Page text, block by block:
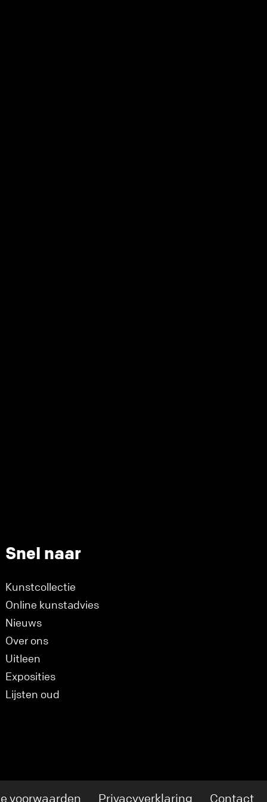
Snel naar
Kunstcollectie
Online kunstadvies
Nieuws
Over ons
Uitleen
Exposities
Lijsten oud
voorwaarden Privacyverklaring Contact